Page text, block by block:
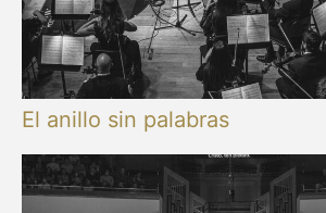
El anillo sin palabras